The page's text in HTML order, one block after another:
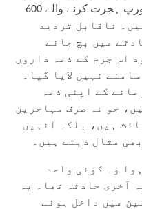
چکا ہے۔ ان جرائم کے نتیجے مین یورپ ہجرت کرنے والے 600
ناقابل تردید
میں بچ جانے
اس جرم کے ذمہ داروں
نہیں لایا گیا۔
کے اپنی ذمہ
جو نہ صرف مہاجرین
ہیں، بلکہ انہیں
مثال دیتے ہیں۔
وہ کوئی واحد
آخری حادثہ تھا۔ یہ
میں داخل ہونے